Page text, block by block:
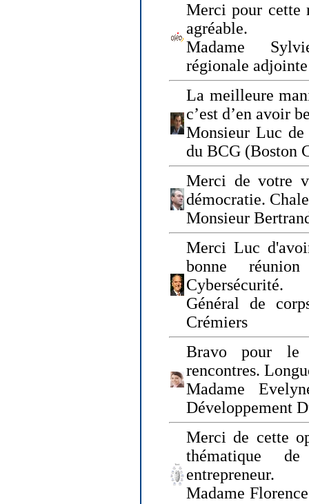
Merci pour cette
agréable.
Madame
régionale
La meilleure
c’est d’en avoir
Monsieur Luc de
du BCG (Boston
Merci de votre
démocratie.
Monsieur
Merci Luc
bonne
Cybersécurité.
Général de
Crémiers
Bravo pour le
rencontres.
Madame
Développement
Merci de cette
thématique
entrepreneur.
Madame